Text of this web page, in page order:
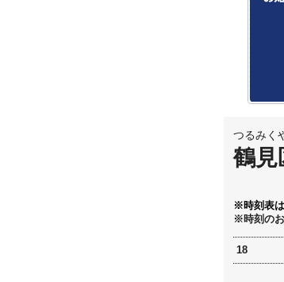
つるみく
鶴見
※時刻表
※時刻の
18